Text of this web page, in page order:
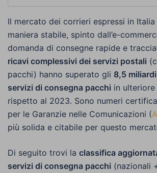
Il mercato dei corrieri espressi in
maniera stabile, spinto dall’e-
domanda di consegne rapide e
ricavi complessivi dei servizi postali
pacchi) hanno superato gli 8,5
servizi di consegna pacchi in ulteriore
rispetto al 2023. Sono numeri
per le Garanzie nelle Comunicazioni (
più solida e citabile per questo
Di seguito trovi la classifica
servizi di consegna pacchi (nazionali